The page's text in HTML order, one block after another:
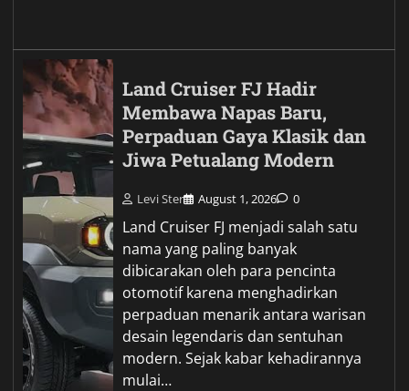
Land Cruiser FJ Hadir
Membawa Napas Baru,
Perpaduan Gaya Klasik dan
Jiwa Petualang Modern
Levi Ster August 1, 2026 0
Land Cruiser FJ menjadi salah satu
nama yang paling banyak
dibicarakan oleh para pencinta
otomotif karena menghadirkan
perpaduan menarik antara warisan
desain legendaris dan sentuhan
modern. Sejak kabar kehadirannya
mulai…